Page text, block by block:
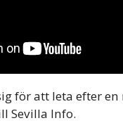
för att leta efter
Sevilla Info.